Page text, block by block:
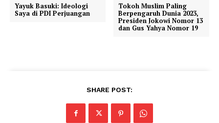
Yayuk Basuki: Ideologi
Saya di PDI Perjuangan
Tokoh Muslim Paling
Berpengaruh Dunia 2023,
Presiden Jokowi Nomor 13
dan Gus Yahya Nomor 19
SHARE POST: